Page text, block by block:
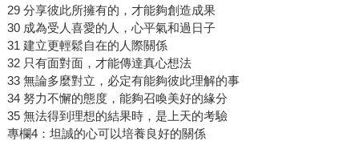
29 分享彼此所擁有的，才能夠創造成果
30 成為受人喜愛的人，心平氣和過日子
31 建立更輕鬆自在的人際關係
32 只有面對面，才能傳達真心想法
33 無論多麼對立，必定有能夠彼此理解的事
34 努力不懈的態度，能夠召喚美好的緣分
35 無法得到理想的結果時，是上天的考驗
專欄4：坦誠的心可以培養良好的關係